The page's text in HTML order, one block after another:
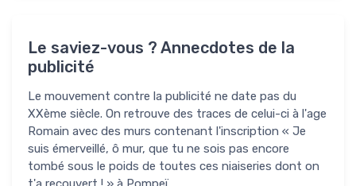
Le saviez-vous ? Annecdotes de la
publicité
Le mouvement contre la publicité ne date pas du
XXème siècle. On retrouve des traces de celui-ci à l'age
Romain avec des murs contenant l'inscription « Je
suis émerveillé, ô mur, que tu ne sois pas encore
tombé sous le poids de toutes ces niaiseries dont on